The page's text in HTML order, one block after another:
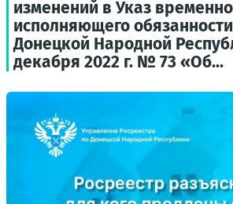
изменений в Указ временно
исполняющего
Донецкой Народной
декабря 2022 г. № 73 «Об...